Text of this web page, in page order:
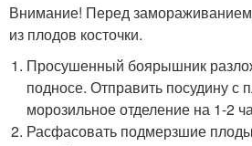
Внимание! Перед
из плодов косточки.
Просушенный боярышник
подносе. Отправить посудину с
морозильное отделение на 1-2
Расфасовать подмерзшие